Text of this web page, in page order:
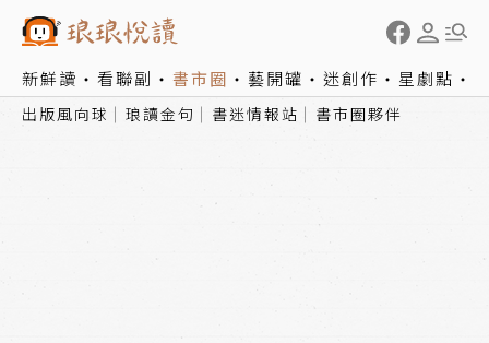
新鮮讀 看聯副 書市圈 藝開罐 迷創作 星劇點
出版風向球 琅讀金句 書迷情報站 書市圈夥伴